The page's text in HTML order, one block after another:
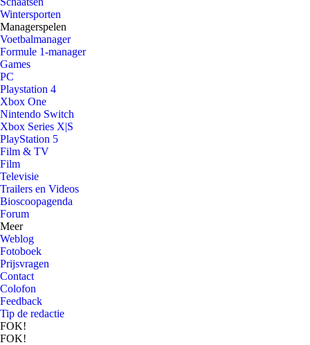
Wintersporten
Managerspelen
Voetbalmanager
Formule 1-manager
Games
PC
Playstation 4
Xbox One
Nintendo Switch
Xbox Series X|S
PlayStation 5
Film & TV
Film
Televisie
Trailers en Videos
Bioscoopagenda
Forum
Meer
Weblog
Fotoboek
Prijsvragen
Contact
Colofon
Feedback
Tip de redactie
FOK!
FOK!